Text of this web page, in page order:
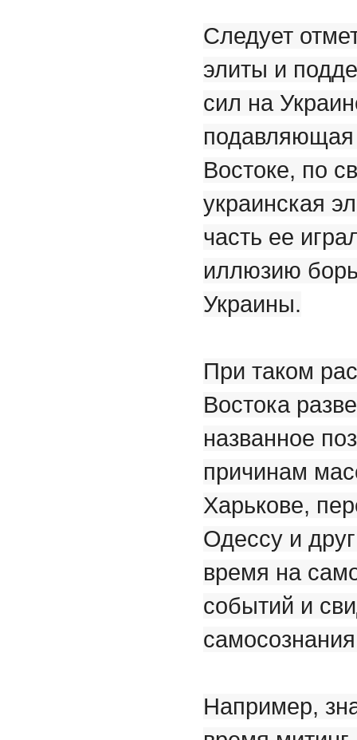
Следует
элиты и
сил на
подавляющая
Востоке, по
украинская
часть ее
иллюзию
Украины.
При таком
Востока
названное
причинам
Харькове,
Одессу и
время на
событий и
Например,